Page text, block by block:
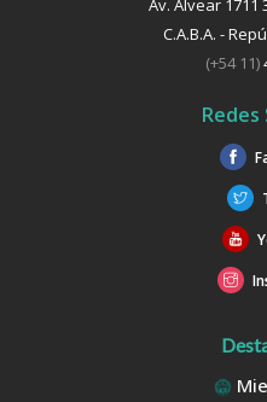
Av. Alvear 1711
C.A.B.A. -
(+54 11)
Redes